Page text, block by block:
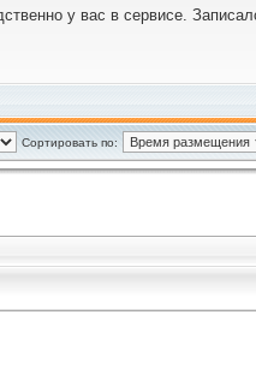
у вас в сервисе.
Сортировать по: